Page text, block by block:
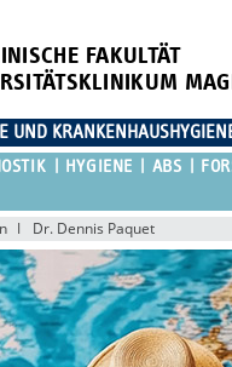
FAKULTÄT
UND
HYGIENE ABS
Dr. Dennis Paquet